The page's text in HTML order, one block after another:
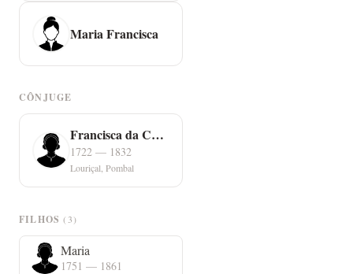
Maria Francisca
CÔNJUGE
Francisca da Conceição
1722 — 1832
Louriçal, Pombal
FILHOS(3)
Maria
1751 — 1861